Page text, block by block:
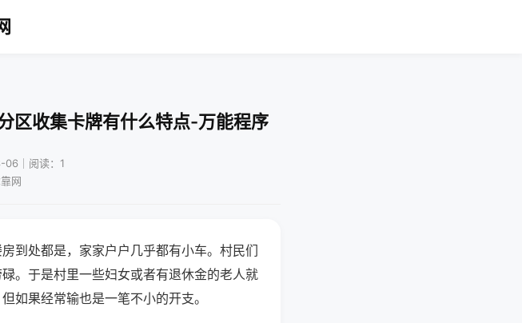
区收集卡牌有什么特点-万能程序
｜阅读：1
网
到处都是，家家户户几乎都有小车。村民们
。于是村里一些妇女或者有退休金的老人就
如果经常输也是一笔不小的开支。